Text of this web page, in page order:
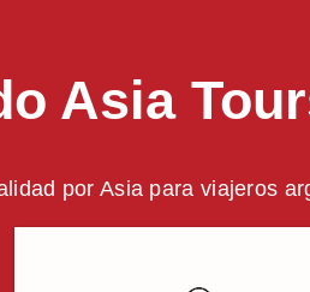
Asia
por Asia para viajeros